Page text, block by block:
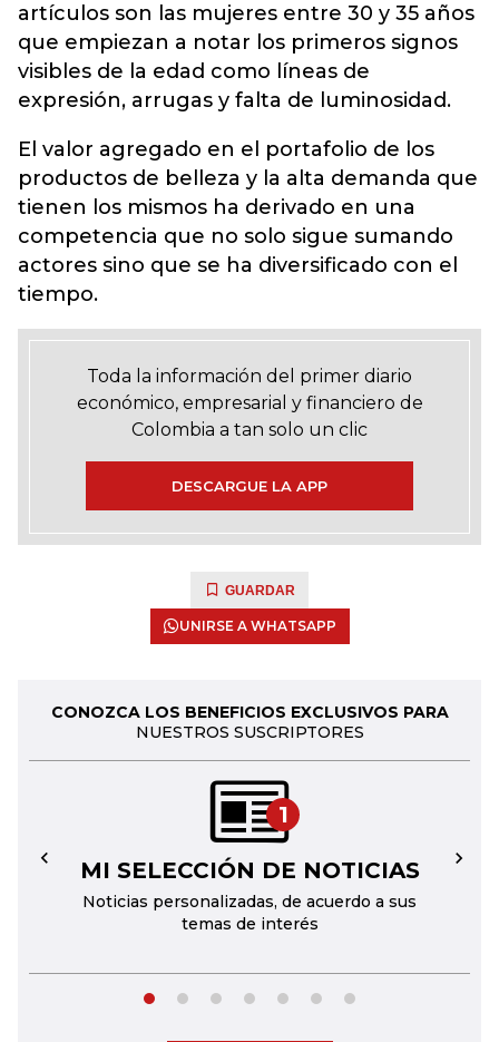
artículos son las mujeres entre 30 y 35 años
que empiezan a notar los primeros signos
visibles de la edad como líneas de
expresión, arrugas y falta de luminosidad.
El valor agregado en el portafolio de los
productos de belleza y la alta demanda que
tienen los mismos ha derivado en una
competencia que no solo sigue sumando
actores sino que se ha diversificado con el
tiempo.
Toda la información del primer diario
económico, empresarial y financiero de
Colombia a tan solo un clic
DESCARGUE LA APP
GUARDAR
UNIRSE A WHATSAPP
CONOZCA LOS BENEFICIOS EXCLUSIVOS PARA
NUESTROS SUSCRIPTORES
1
MI SELECCIÓN DE NOTICIAS
Noticias personalizadas, de acuerdo a sus
temas de interés
← →